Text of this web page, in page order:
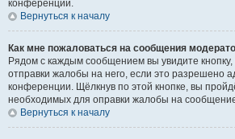
конференции.
Вернуться к началу
Как мне пожаловаться на сообщения
Рядом с каждым сообщением вы увидите
отправки жалобы на него, если это разрешено
конференции. Щёлкнув по этой кнопке, вы
необходимых для оправки жалобы на
Вернуться к началу